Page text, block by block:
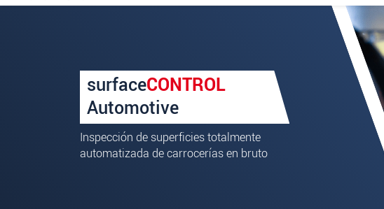
surfaceCONTROL
Automotive
Inspección de superficies totalmente
automatizada de carrocerías en bruto
Your request for: Detección de
*
First name
*
Last name*